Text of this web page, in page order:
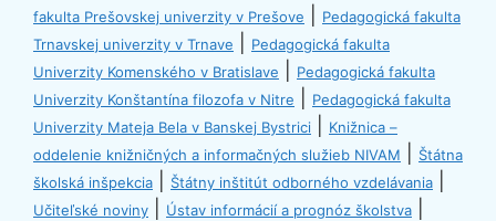
fakulta Prešovskej univerzity v Prešove
Pedagogická fakulta
Trnavskej univerzity v Trnave
Pedagogická fakulta
Univerzity Komenského v Bratislave
Pedagogická fakulta
Univerzity Konštantína filozofa v Nitre
Pedagogická fakulta
Univerzity Mateja Bela v Banskej Bystrici
Knižnica –
oddelenie knižničných a informačných služieb NIVAM
Štátna
školská inšpekcia
Štátny inštitút odborného vzdelávania
Učiteľské noviny Ústav informácií a prognóz školstva